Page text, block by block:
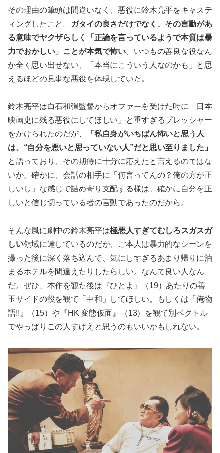
その理由の筆頭は間違いなく、悪役に鈴木亮平をキャステ
ィングしたこと。
ガタイの良さだけでなく、その言動があ
る意味でヤクザらしく「正論を言っているようで本質は暴
力でおかしい」ことが本気で怖い。いつもの善良な役なん
か全く思い出せない、「本当にこういう人なのかも」と思
えるほどの見事な悪役を体現していた。
鈴木亮平は白石和彌監督からオファーを受けた時に「日本
映画史に残る悪役にしてほしい」と重すぎるプレッシャー
をかけられたのだが、
「私自身がいちばん怖いと思う人
は、“自分を悪いと思っていない人”だと思い至りました」
と語っており、その期待に十分に応えたと言えるのではな
いか。確かに、会話の相手に「何言ってんの？俺の方が正
しいし」な感じで詰め寄り支配する様は、確かに自分を正
しいと信じ切っている者の言動であったのだから。
そんな風に劇中の鈴木亮平は極悪人すぎてむしろスガスガ
しい領域に達しているのだが、ご本人は暴力的なシーンを
撮った後に深く落ち込んで、気にしすぎるあまり帰りに泊
まるホテルを間違えたりしたらしい。なんて良い人なん
だ。ぜひ、本作を観た後は『ひとよ』（19）あたりの善
玉サイドの役を観て「中和」してほしい。もしくは『俺物
語!!』（15）や『HK 変態仮面』（13）を観て別ベクトル
でやっぱりこの人すげえと思うのもいいかもしれない。